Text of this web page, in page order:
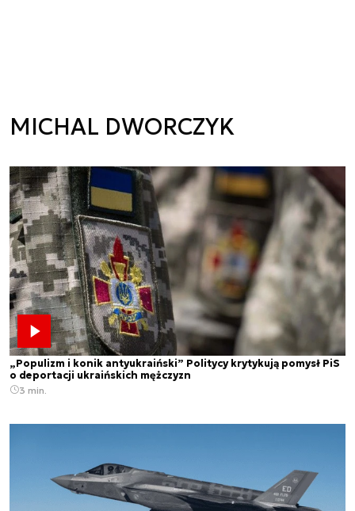
MICHAL DWORCZYK
„Populizm i konik antyukraiński” Politycy krytykują pomysł PiS
o deportacji ukraińskich mężczyzn
3 min.